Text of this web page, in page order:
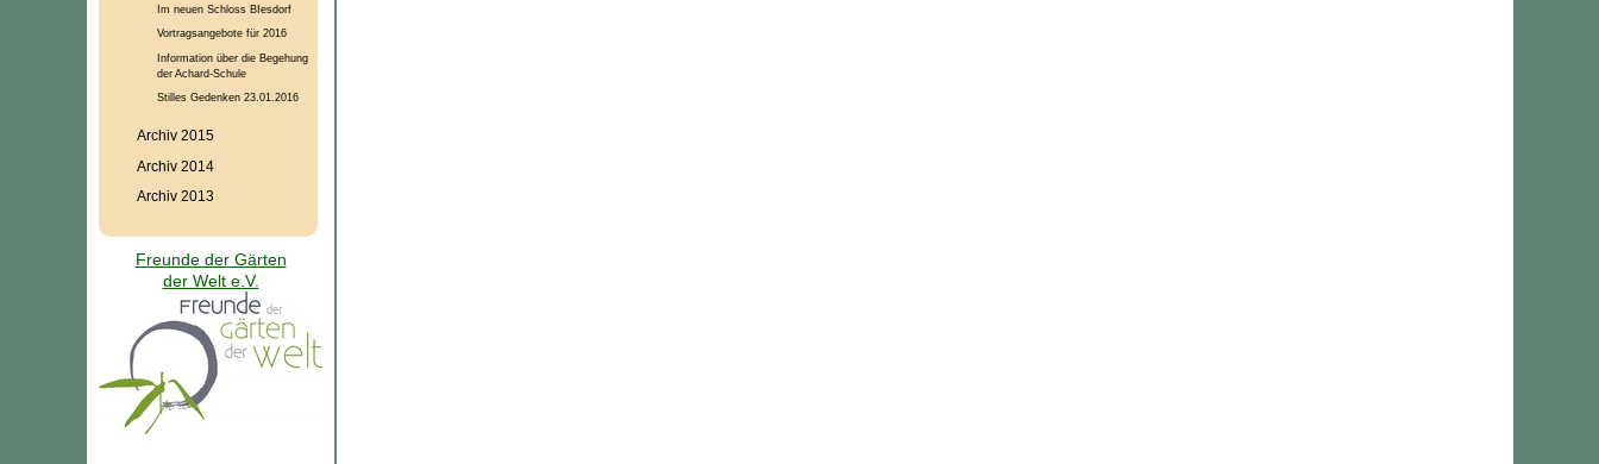
Im neuen Schloss BIesdorf
Vortragsangebote für 2016
Information über die Begehung
der Achard-Schule
Stilles Gedenken 23.01.2016
Archiv 2015
Archiv 2014
Archiv 2013
Freunde der Gärten
der Welt e.V.